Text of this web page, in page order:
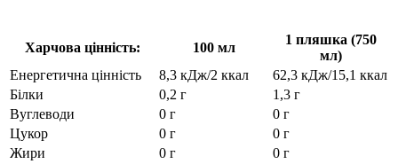
Харчова цінність: 100 мл
1 пляшка (750
мл)
Енергетична цінність
8,3 кДж/2 ккал
62,3 кДж/15,1 ккал
Білки
0,2 г
1,3 г
Вуглеводи
0 г
0 г
Цукор
0 г
0 г
Жири
0 г
0 г